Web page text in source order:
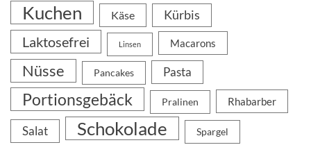
Kuchen Käse Kürbis
Laktosefrei Linsen Macarons
Nüsse Pancakes Pasta
Portionsgebäck Pralinen Rhabarber
Salat Schokolade Spargel